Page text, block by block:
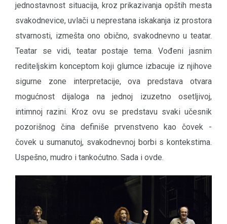
jednostavnost situacija, kroz prikazivanja opštih mesta
svakodnevice, uvlači u neprestana iskakanja iz prostora
stvarnosti, izmešta ono obično, svakodnevno u teatar.
Teatar se vidi, teatar postaje tema. Vođeni jasnim
rediteljskim konceptom koji glumce izbacuje iz njihove
sigurne zone interpretacije, ova predstava otvara
mogućnost dijaloga na jednoj izuzetno osetljivoj,
intimnoj razini. Kroz ovu se predstavu svaki učesnik
pozorišnog čina definiše prvenstveno kao čovek -
čovek u sumanutoj, svakodnevnoj borbi s kontekstima.
Uspešno, mudro i tankoćutno. Sada i ovde.